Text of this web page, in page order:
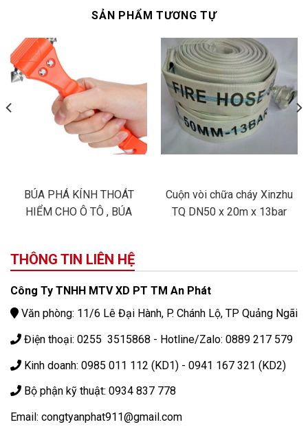
SẢN PHẨM TƯƠNG TỰ
BÚA PHÁ KÍNH THOÁT
HIỂM CHO Ô TÔ , BÚA
Cuộn vòi chữa cháy Xinzhu
TQ DN50 x 20m x 13bar
THÔNG TIN LIÊN HỆ
Công Ty TNHH MTV XD PT TM An Phát
Văn phòng: 11/6 Lê Đại Hành, P. Chánh Lộ, TP Quảng Ngãi
Điện thoại: 0255 3515868 - Hotline/Zalo: 0889 217 579
Kinh doanh: 0985 011 112 (KD1) - 0941 167 321 (KD2)
Bộ phận kỹ thuật: 0934 837 778
Email: congtyanphat911@gmail.com